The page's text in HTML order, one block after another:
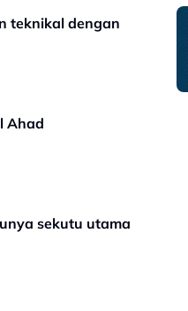
teknikal dengan
Ahad
sekutu utama